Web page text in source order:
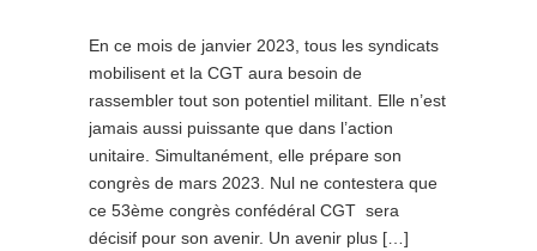
En ce mois de janvier 2023, tous les syndicats
mobilisent et la CGT aura besoin de
rassembler tout son potentiel militant. Elle n’est
jamais aussi puissante que dans l’action
unitaire. Simultanément, elle prépare son
congrès de mars 2023. Nul ne contestera que
ce 53ème congrès confédéral CGT sera
décisif pour son avenir. Un avenir plus […]